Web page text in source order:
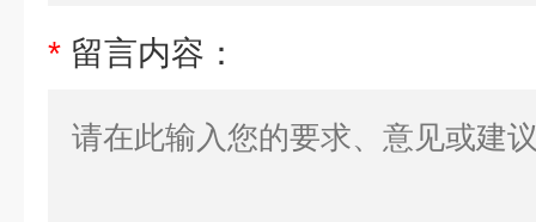
* 留言内容：